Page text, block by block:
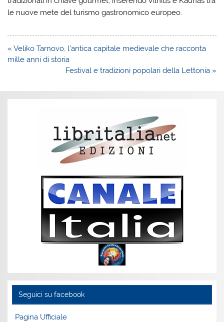
le nuove mete del turismo gastronomico europeo.
Navigazione
articoli
« Veliko Tarnovo, l’antica capitale medievale che racconta
mille anni di storia
Festival e tradizioni popolari della Lettonia »
Seguici su facebook
Pagina Ufficiale